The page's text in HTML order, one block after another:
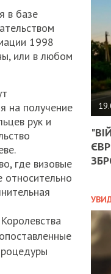
в базе
1998
или в любом
на получение
рук и
где визовые
НА